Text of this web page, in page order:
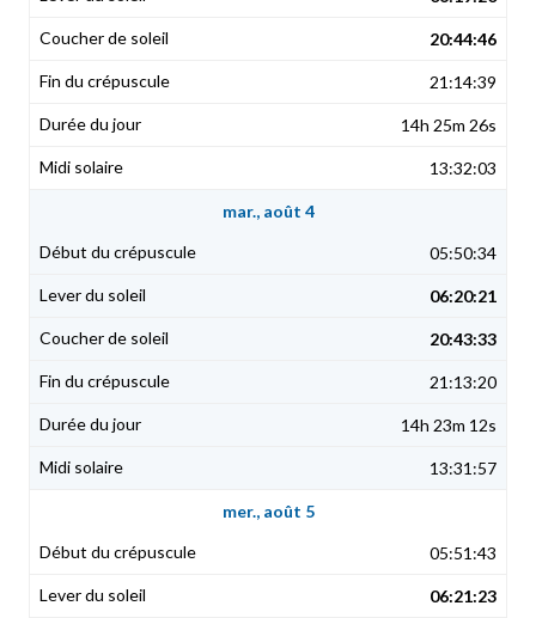
20:44:46
21:14:39
14h 25m 26s
13:32:03
mar., août 4
05:50:34
06:20:21
20:43:33
21:13:20
14h 23m 12s
13:31:57
mer., août 5
05:51:43
06:21:23